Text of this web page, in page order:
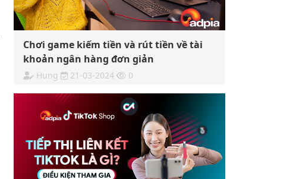
Chơi game kiếm tiền và rút tiền về tài
khoản ngân hàng đơn giản
Hung 21-03-2024 0